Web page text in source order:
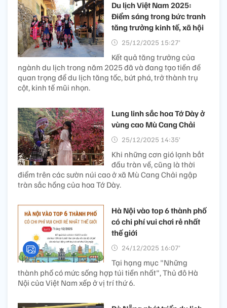
Du lịch Việt Nam 2025:
Điểm sáng trong bức tranh
tăng trưởng kinh tế, xã hội
25/12/2025 15:27’
Kết quả tăng trưởng của
ngành du lịch trong năm 2025 đã và đang tạo tiền đề
quan trọng để du lịch tăng tốc, bứt phá, trở thành trụ
cột, kinh tế mũi nhọn.
Lung linh sắc hoa Tớ Dày ở
vùng cao Mù Cang Chải
25/12/2025 14:35’
Khi những cơn gió lạnh bắt
đầu tràn về, cũng là thời
điểm trên các sườn núi cao ở xã Mù Cang Chải ngập
tràn sắc hồng của hoa Tớ Dày.
Hà Nội vào top 6 thành phố
có chi phí vui chơi rẻ nhất
thế giới
24/12/2025 16:07’
Tại hạng mục "Những
thành phố có mức sống hợp túi tiền nhất", Thủ đô Hà
Nội của Việt Nam xếp ở vị trí thứ 6.